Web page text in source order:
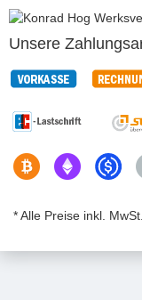
Unsere
* Alle Preise inkl.